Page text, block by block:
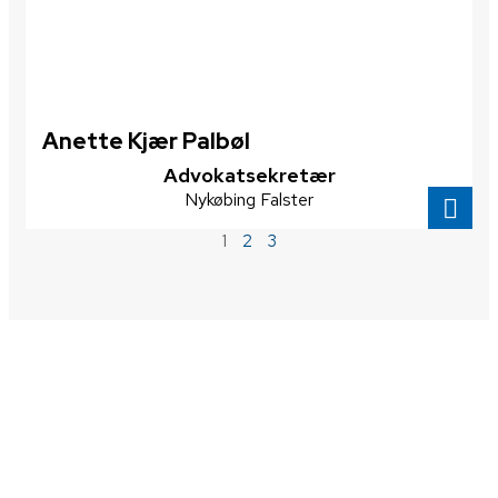
Anette Kjær Palbøl
Advokatsekretær
Nykøbing Falster
1 2 3